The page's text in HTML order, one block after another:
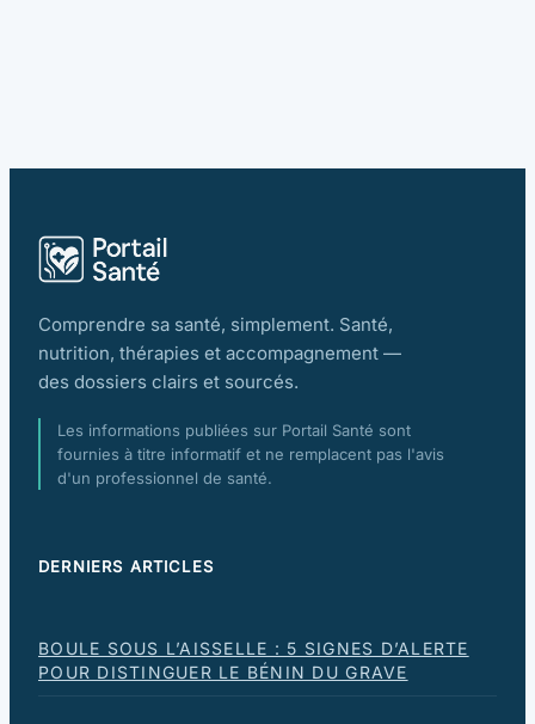
Comprendre sa santé, simplement. Santé,
nutrition, thérapies et accompagnement —
des dossiers clairs et sourcés.
Les informations publiées sur Portail Santé sont
fournies à titre informatif et ne remplacent pas l'avis
d'un professionnel de santé.
DERNIERS ARTICLES
BOULE SOUS L’AISSELLE : 5 SIGNES D’ALERTE
POUR DISTINGUER LE BÉNIN DU GRAVE